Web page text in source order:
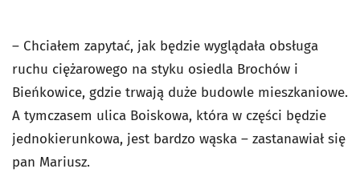
– Chciałem zapytać, jak będzie wyglądała obsługa
ruchu ciężarowego na styku osiedla Brochów i
Bieńkowice, gdzie trwają duże budowle mieszkaniowe.
A tymczasem ulica Boiskowa, która w części będzie
jednokierunkowa, jest bardzo wąska – zastanawiał się
pan Mariusz.